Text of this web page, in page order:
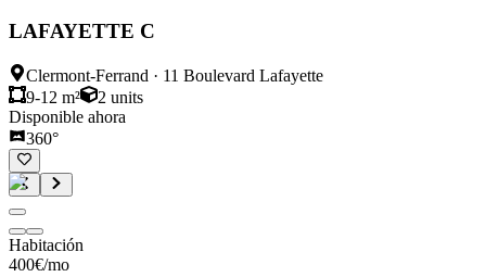
LAFAYETTE C
Clermont-Ferrand · 11 Boulevard Lafayette
9-12 m²
2 units
Disponible ahora
360°
Habitación
400€/mo